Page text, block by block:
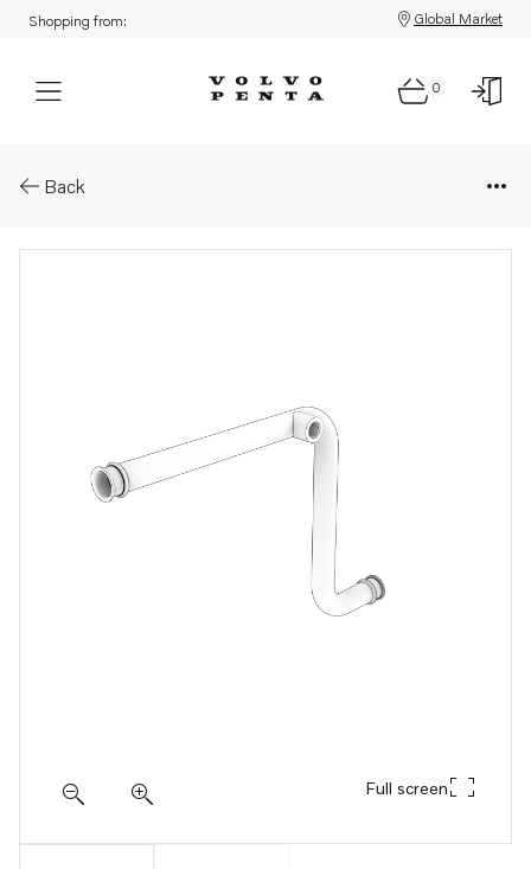
Shopping from: Global Market
0
Back
Full screen